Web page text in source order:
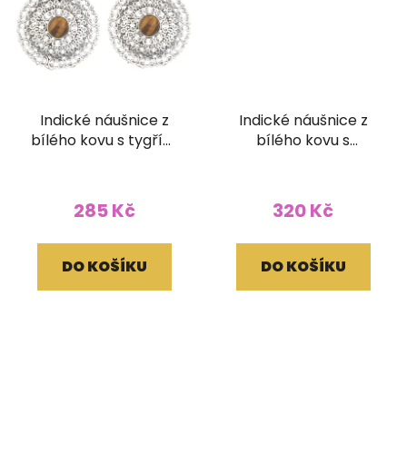
Indické náušnice z
bílého kovu s tygřím
285 Kč
DO KOŠÍKU
Indické náušnice z
bílého kovu s
320 Kč
DO KOŠÍKU